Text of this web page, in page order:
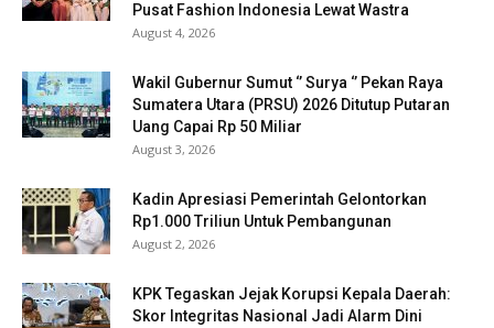
Pusat Fashion Indonesia Lewat Wastra
August 4, 2026
Wakil Gubernur Sumut ‘’ Surya ‘’ Pekan Raya
Sumatera Utara (PRSU) 2026 Ditutup Putaran
Uang Capai Rp 50 Miliar
August 3, 2026
Kadin Apresiasi Pemerintah Gelontorkan
Rp1.000 Triliun Untuk Pembangunan
August 2, 2026
KPK Tegaskan Jejak Korupsi Kepala Daerah:
Skor Integritas Nasional Jadi Alarm Dini